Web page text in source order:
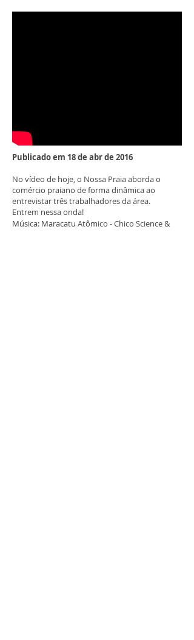
Publicado em 18 de abr de 2016
No vídeo de hoje, o Nossa Praia aborda o
comércio praiano de forma dinâmica ao
entrevistar três trabalhadores da área.
Entrem nessa onda!
Música: Maracatu Atômico - Chico Science &